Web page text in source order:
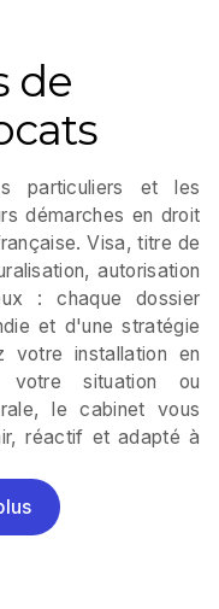
de
particuliers et les
démarches en droit
Visa, titre de
autorisation
: chaque dossier
et d'une stratégie
votre installation en
votre situation ou
le cabinet vous
réactif et adapté à